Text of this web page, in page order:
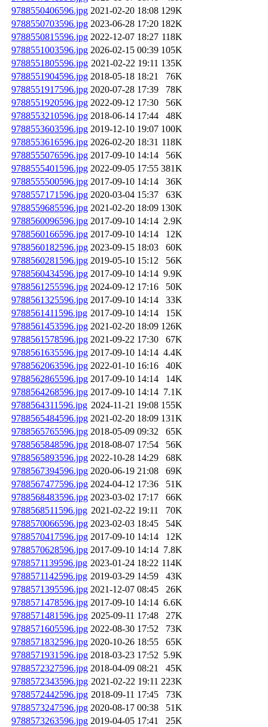
9788550406596.jpg 2021-02-20 18:08 129K
9788550703596.jpg 2023-06-28 17:20 182K
9788550815596.jpg 2022-12-07 18:27 118K
9788551003596.jpg 2026-02-15 00:39 105K
9788551805596.jpg 2021-02-22 19:11 135K
9788551904596.jpg 2018-05-18 18:21
76K
9788551917596.jpg 2020-07-28 17:39
78K
9788551920596.jpg 2022-09-12 17:30
56K
9788553210596.jpg 2018-06-14 17:44
48K
9788553603596.jpg 2019-12-10 19:07 100K
9788553616596.jpg 2026-02-20 18:31 118K
9788555076596.jpg 2017-09-10 14:14
56K
9788555401596.jpg 2022-09-05 17:55 381K
9788555500596.jpg 2017-09-10 14:14
36K
9788557171596.jpg 2020-03-04 15:37
63K
9788559685596.jpg 2021-02-20 18:09 130K
9788560096596.jpg 2017-09-10 14:14 2.9K
9788560166596.jpg 2017-09-10 14:14
12K
9788560182596.jpg 2023-09-15 18:03
60K
9788560281596.jpg 2019-05-10 15:12
56K
9788560434596.jpg 2017-09-10 14:14 9.9K
9788561255596.jpg 2024-09-12 17:16
50K
9788561325596.jpg 2017-09-10 14:14
33K
9788561411596.jpg 2017-09-10 14:14
15K
9788561453596.jpg 2021-02-20 18:09 126K
9788561578596.jpg 2021-09-22 17:30
67K
9788561635596.jpg 2017-09-10 14:14 4.4K
9788562063596.jpg 2022-01-10 16:16
40K
9788562865596.jpg 2017-09-10 14:14
14K
9788564268596.jpg 2017-09-10 14:14 7.1K
9788564311596.jpg 2024-11-21 19:08 155K
9788565484596.jpg 2021-02-20 18:09 131K
9788565765596.jpg 2018-05-09 09:32
65K
9788565848596.jpg 2018-08-07 17:54
56K
9788565893596.jpg 2022-10-28 14:29
68K
9788567394596.jpg 2020-06-19 21:08
69K
9788567477596.jpg 2024-04-12 17:36
51K
9788568483596.jpg 2023-03-02 17:17
66K
9788568511596.jpg 2021-02-22 19:11
70K
9788570066596.jpg 2023-02-03 18:45
54K
9788570417596.jpg 2017-09-10 14:14
12K
9788570628596.jpg 2017-09-10 14:14 7.8K
9788571139596.jpg 2023-01-24 18:22 114K
9788571142596.jpg 2019-03-29 14:59
43K
9788571395596.jpg 2021-12-07 08:45
26K
9788571478596.jpg 2017-09-10 14:14 6.6K
9788571481596.jpg 2025-09-11 17:48
27K
9788571605596.jpg 2022-08-30 17:52
73K
9788571832596.jpg 2020-10-26 18:55
65K
9788571931596.jpg 2018-03-23 17:52 5.9K
9788572327596.jpg 2018-04-09 08:21
45K
9788572343596.jpg 2021-02-22 19:11 223K
9788572442596.jpg 2018-09-11 17:45
73K
9788573247596.jpg 2020-08-17 00:38
51K
9788573263596.jpg 2019-04-05 17:41
25K